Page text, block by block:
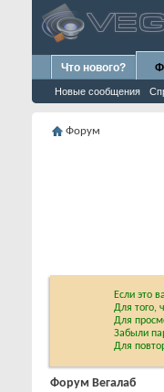
Что нового?
Новые сообщения
Форум
Если это
Для того,
Для
Забыли
Для
Форум Вегалаб